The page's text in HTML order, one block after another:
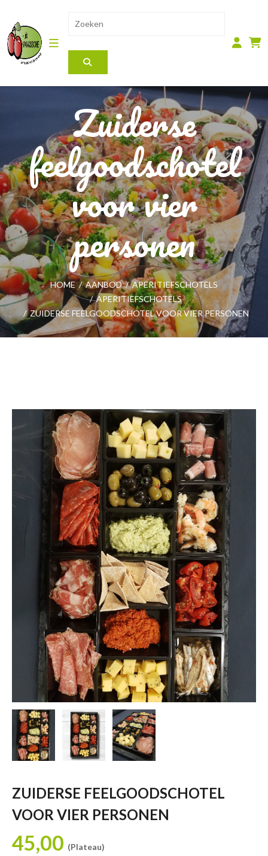
Zuiderse
feelgoodschotel
voor vier
personen
HOME / AANBOD / APERITIEFSCHOTELS
/ APERITIEFSCHOTELS
/ ZUIDERSE FEELGOODSCHOTEL VOOR VIER PERSONEN
ZUIDERSE FEELGOODSCHOTEL
VOOR VIER PERSONEN
45,00 (Plateau)